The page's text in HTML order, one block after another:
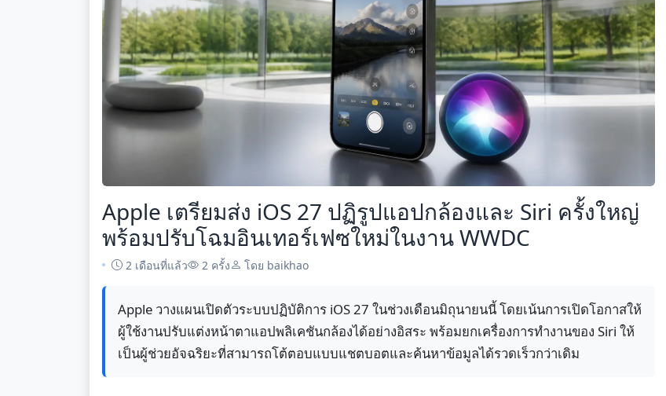
Apple เตรียมส่ง iOS 27 ปฏิรูปแอปกล้องและ Siri ครั้งใหญ่
พร้อมปรับโฉมอินเทอร์เฟซใหม่ในงาน WWDC
2 เดือนที่แล้ว 2 ครั้ง โดย baikhao
Apple วางแผนเปิดตัวระบบปฏิบัติการ iOS 27 ในช่วงเดือนมิถุนายนนี้ โดยเน้นการเปิดโอกาสให้
ผู้ใช้งานปรับแต่งหน้าตาแอปพลิเคชันกล้องได้อย่างอิสระ พร้อมยกเครื่องการทำงานของ Siri ให้
เป็นผู้ช่วยอัจฉริยะที่สามารถโต้ตอบแบบแชตบอตและค้นหาข้อมูลได้รวดเร็วกว่าเดิม